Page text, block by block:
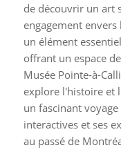
de découvrir un art
engagement
un élément
offrant un espace
Musée Pointe-à-
explore l'histoire et
un fascinant
interactives et ses
au passé de